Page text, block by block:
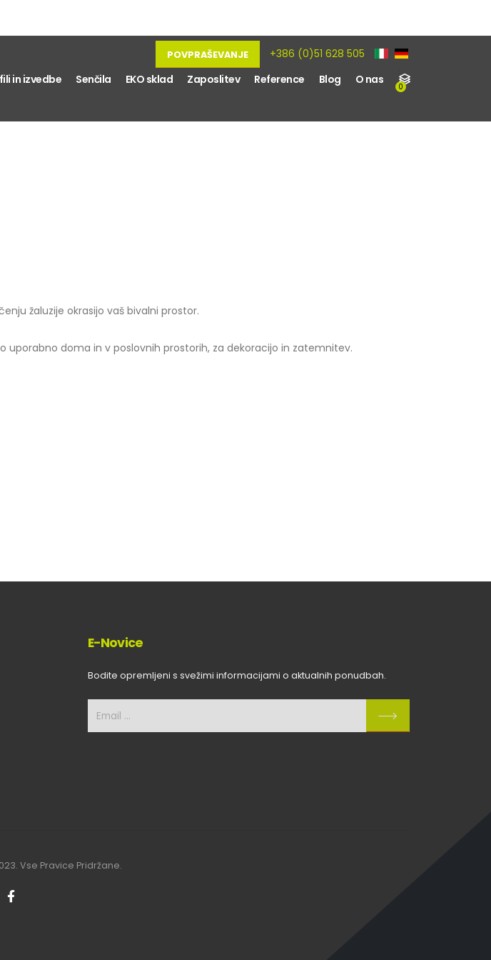
POVPRAŠEVANJE
+386 (0)51 628 505
in izvedbe Senčila EKO sklad Zaposlitev Reference Blog O nas
0
žaluzije okrasijo vaš bivalni prostor.
uporabno doma in v poslovnih prostorih, za dekoracijo in zatemnitev.
E-Novice
Bodite opremljeni s svežimi informacijami o aktualnih ponudbah.
Vse Pravice Pridržane.